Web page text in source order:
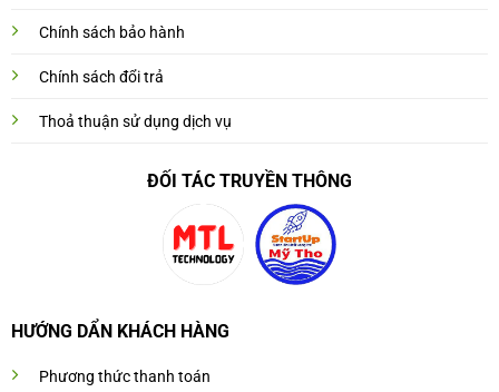
Chính sách bảo hành
Chính sách đổi trả
Thoả thuận sử dụng dịch vụ
ĐỐI TÁC TRUYỀN THÔNG
HƯỚNG DẨN KHÁCH HÀNG
Phương thức thanh toán